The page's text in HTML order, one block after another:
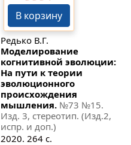
В корзину
Редько В.Г.
Моделирование
когнитивной эволюции:
На пути к теории
эволюционного
происхождения
мышления. №73 №15.
Изд. 3, стереотип. (Изд.2,
испр. и доп.)
2020. 264 с.